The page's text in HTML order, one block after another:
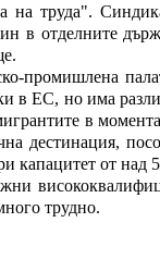
на труда".
в отделните
промишлена
в ЕС, но има
в
дестинация,
капацитет от над
трудно.